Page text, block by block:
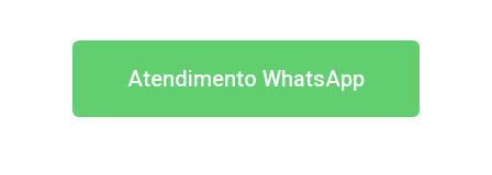
Atendimento WhatsApp